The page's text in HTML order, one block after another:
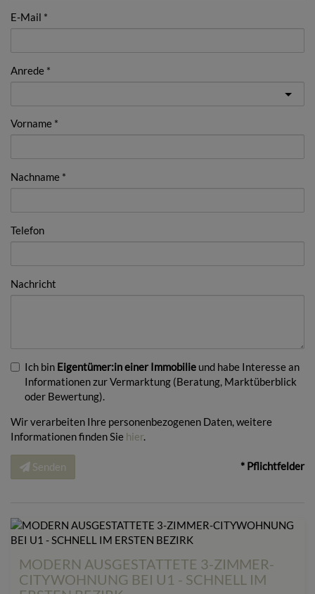
E-Mail
Anrede
Vorname
Nachname
Telefon
Nachricht
Ich bin Eigentümer:in einer Immobilie und habe Interesse an
Informationen zur Vermarktung (Beratung, Marktüberblick
oder Bewertung).
Wir verarbeiten Ihre personenbezogenen Daten, weitere
Informationen finden Sie hier.
Senden * Pflichtfelder
MODERN AUSGESTATTETE 3-ZIMMER-
CITYWOHNUNG BEI U1 - SCHNELL IM